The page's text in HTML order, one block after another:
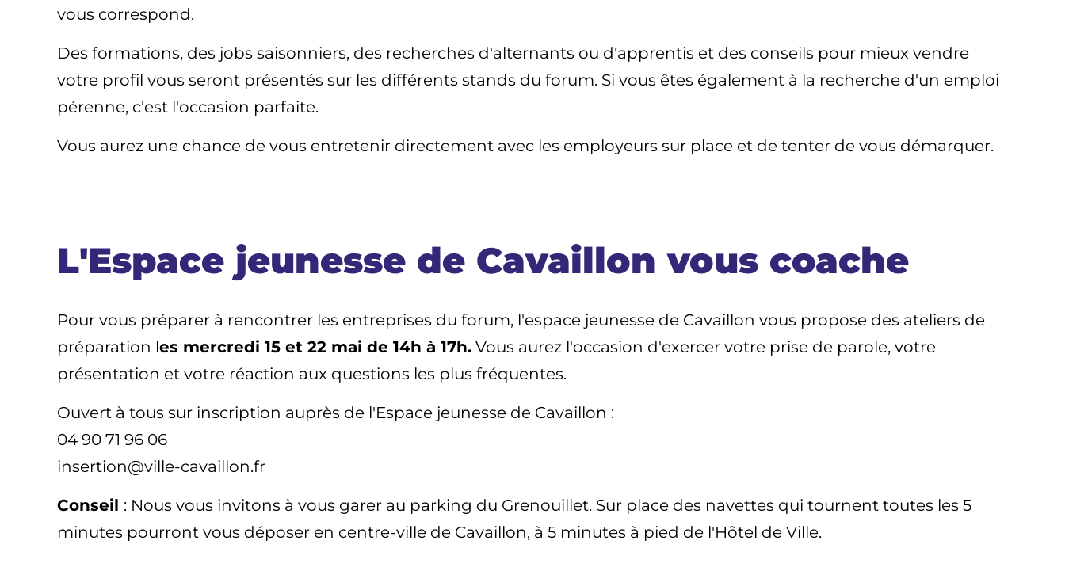
vous correspond.
Des formations, des jobs saisonniers, des recherches d'alternants ou d'apprentis et des conseils pour mieux vendre
votre profil vous seront présentés sur les différents stands du forum. Si vous êtes également à la recherche d'un emploi
pérenne, c'est l'occasion parfaite.
Vous aurez une chance de vous entretenir directement avec les employeurs sur place et de tenter de vous démarquer.
L'Espace jeunesse de Cavaillon vous coache
Pour vous préparer à rencontrer les entreprises du forum, l'espace jeunesse de Cavaillon vous propose des ateliers de
préparation les mercredi 15 et 22 mai de 14h à 17h. Vous aurez l'occasion d'exercer votre prise de parole, votre
présentation et votre réaction aux questions les plus fréquentes.
Ouvert à tous sur inscription auprès de l'Espace jeunesse de Cavaillon :
04 90 71 96 06
insertion@ville-cavaillon.fr
Conseil : Nous vous invitons à vous garer au parking du Grenouillet. Sur place des navettes qui tournent toutes les 5
minutes pourront vous déposer en centre-ville de Cavaillon, à 5 minutes à pied de l'Hôtel de Ville.